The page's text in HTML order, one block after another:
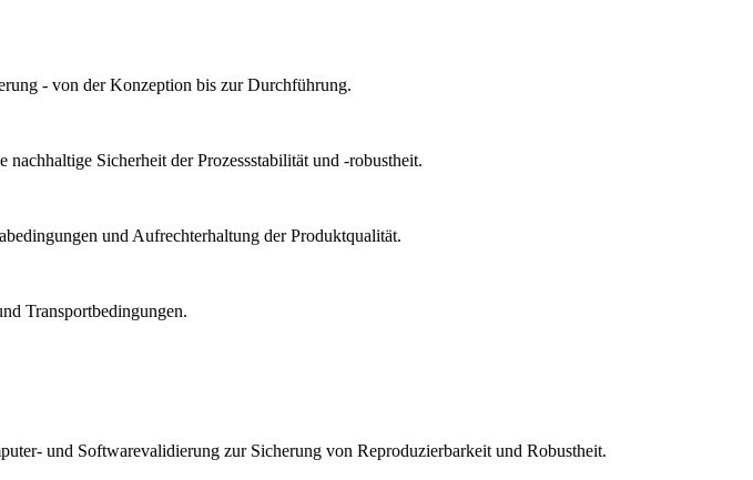
- von der Konzeption bis zur Durchführung.
Sicherheit der Prozessstabilität und -robustheit.
und Aufrechterhaltung der Produktqualität.
Transportbedingungen.
und Softwarevalidierung zur Sicherung von Reproduzierbarkeit und Robustheit.